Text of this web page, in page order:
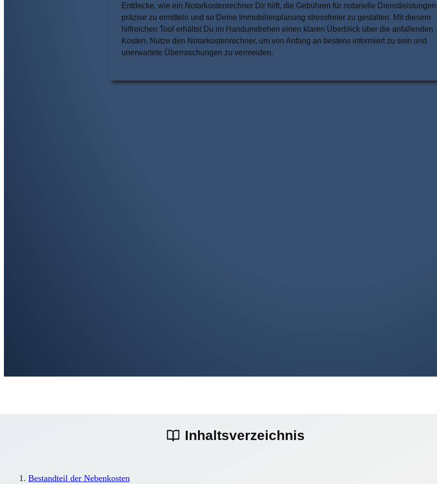
Entdecke, wie ein Notarkostenrechner Dir hilft, die Gebühren für notarielle Dienstleistungen
präzise zu ermitteln und so Deine Immobilienplanung stressfreier zu gestalten. Mit diesem
hilfreichen Tool erhältst Du im Handumdrehen einen klaren Überblick über die anfallenden
Kosten. Nutze den Notarkostenrechner, um von Anfang an bestens informiert zu sein und
unerwartete Überraschungen zu vermeiden.
Inhaltsverzeichnis
Bestandteil der Nebenkosten